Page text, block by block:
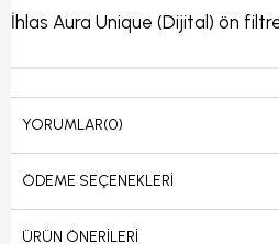
İhlas Aura Unique (Dijital) ön
YORUMLAR(0)
ÖDEME SEÇENEKLERI
ÜRÜN ÖNERILERI